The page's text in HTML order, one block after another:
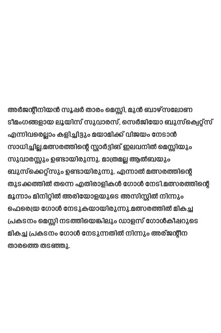
അർജന്റീനിയൻ സൂപ്പർ താരം മെസ്സി, മുൻ ബാഴ്‌സലോണ
ടീമംഗങ്ങളായ ലൂയിസ് സുവാരസ്, സെർജിയോ ബുസ്‌ക്വെറ്റ്‌സ്
എന്നിവരെല്ലാം കളിച്ചിട്ടും മയാമിക്ക് വിജയം നേടാൻ
സാധിച്ചില്ല.മത്സരത്തിന്റെ സ്റ്റാർട്ടിങ് ഇലവനിൽ മെസ്സിയും
സുവാരസ്സും ഉണ്ടായിരുന്നു. മാത്രമല്ല ആൽബയും
ബുസ്ക്കെറ്റ്സും ഉണ്ടായിരുന്നു. എന്നാൽ മത്സരത്തിന്റെ
തുടക്കത്തിൽ തന്നെ എതിരാളികൾ ഗോൾ നേടി.മത്സരത്തിന്റെ
മൂന്നാം മിനിറ്റിൽ അരിയോളയുടെ അസിസ്റ്റിൽ നിന്നും
ഫെരെയ്ര ഗോൾ നേടുകയായിരുന്നു.മത്സരത്തിൽ മികച്ച
പ്രകടനം മെസ്സി നടത്തിയെങ്കിലും ഡാളസ് ഗോൾകീപ്പറുടെ
മികച്ച പ്രകടനം ഗോൾ നേടുന്നതിൽ നിന്നും അര്ജന്റീന
താരത്തെ തടഞ്ഞു.